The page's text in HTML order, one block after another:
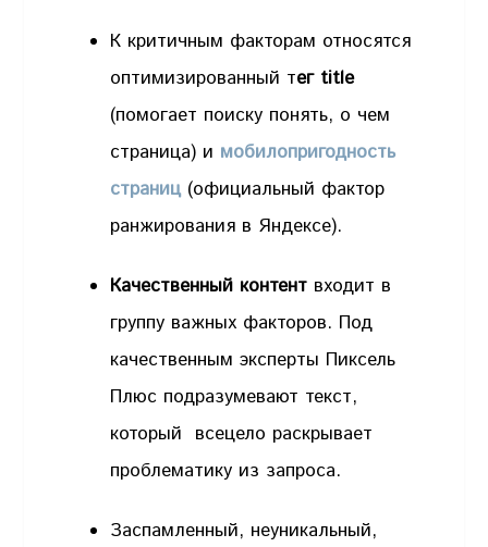
К критичным факторам относятся
оптимизированный тег title
(помогает поиску понять, о чем
страница) и мобилопригодность
страниц (официальный фактор
ранжирования в Яндексе).
Качественный контент входит в
группу важных факторов. Под
качественным эксперты Пиксель
Плюс подразумевают текст,
который всецело раскрывает
проблематику из запроса.
Заспамленный, неуникальный,